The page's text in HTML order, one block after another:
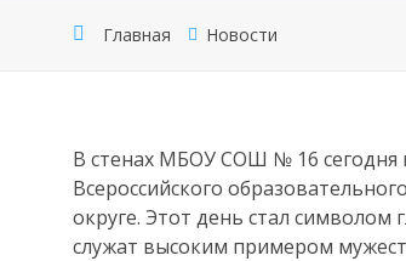
Главная Новости
В стенах МБОУ СОШ № 16 сегодня
Всероссийского
округе. Этот день стал символом
служат высоким примером